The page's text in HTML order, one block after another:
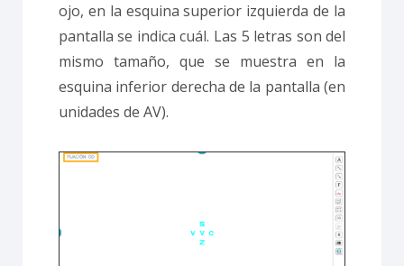
ojo, en la esquina superior izquierda de la
pantalla se indica cuál. Las 5 letras son del
mismo tamaño, que se muestra en la
esquina inferior derecha de la pantalla (en
unidades de AV).